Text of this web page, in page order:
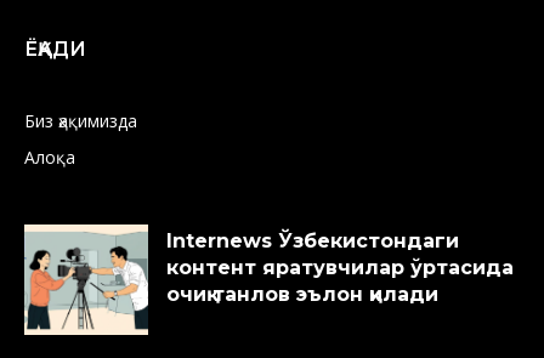
ЁҚАДИ
Биз ҳақимизда
Алоқа
Internews Ўзбекистондаги
контент яратувчилар ўртасида
очиқ танлов эълон қилади